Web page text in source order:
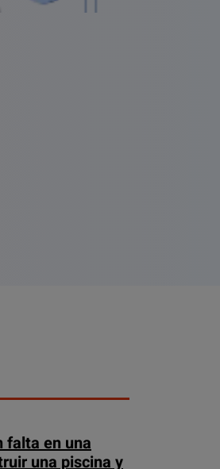
falta en una
una piscina y